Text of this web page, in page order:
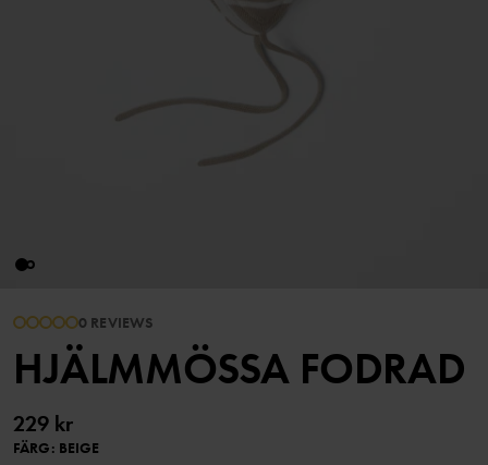
0 REVIEWS
HJÄLMMÖSSA FODRAD
229 kr
FÄRG: BEIGE